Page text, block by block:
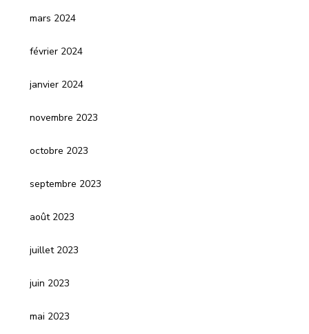
mars 2024
février 2024
janvier 2024
novembre 2023
octobre 2023
septembre 2023
août 2023
juillet 2023
juin 2023
mai 2023